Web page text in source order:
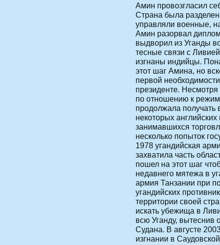
Амин провозгласил
Страна была
управляли военные,
Амин разорвал
выдворил из Уганды
тесные связи с
изгнаны индийцы.
этот шаг Амина, но
первой
президенте.
по отношению к
продолжала
некоторых
занимавшихся
несколько попыток
1978 угандийская
захватила часть
пошел на этот шаг
недавнего мятежа в
армия Танзании при
угандийских
территории своей
искать убежища в
всю Уганду, вытеснив
Судана. В августе
изгнании в